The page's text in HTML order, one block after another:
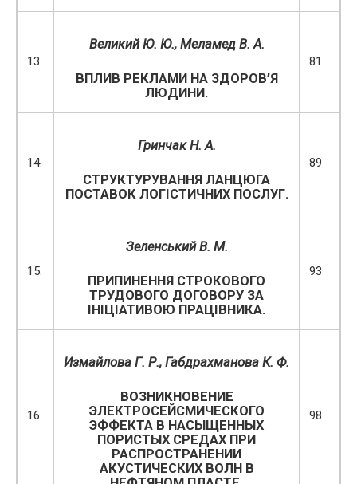
13.
Великий Ю. Ю., Меламед В. А.
ВПЛИВ РЕКЛАМИ НА ЗДОРОВ’Я
ЛЮДИНИ.
81
14.
Гринчак Н. А.
СТРУКТУРУВАННЯ ЛАНЦЮГА
ПОСТАВОК ЛОГІСТИЧНИХ ПОСЛУГ.
89
15.
Зеленський В. М.
ПРИПИНЕННЯ СТРОКОВОГО
ТРУДОВОГО ДОГОВОРУ ЗА
ІНІЦІАТИВОЮ ПРАЦІВНИКА.
93
16.
Измайлова Г. Р., Габдрахманова К. Ф.
ВОЗНИКНОВЕНИЕ
ЭЛЕКТРОСЕЙСМИЧЕСКОГО
ЭФФЕКТА В НАСЫЩЕННЫХ
ПОРИСТЫХ СРЕДАХ ПРИ
РАСПРОСТРАНЕНИИ
АКУСТИЧЕСКИХ ВОЛН В
98